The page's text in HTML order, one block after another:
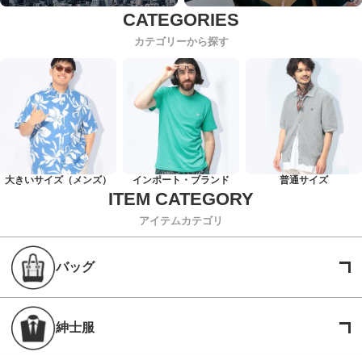
カテゴリーから探す
大きいサイズ（メンズ） インポート・ブランド 普通サイズ
アイテムカテゴリ
バッグ
紳士服